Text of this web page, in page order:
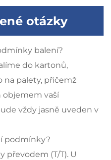
otázky
balení?
do kartonů,
na palety, přičemž
objemem vaší
vždy jasně uveden v
podmínky?
převodem (T/T). U